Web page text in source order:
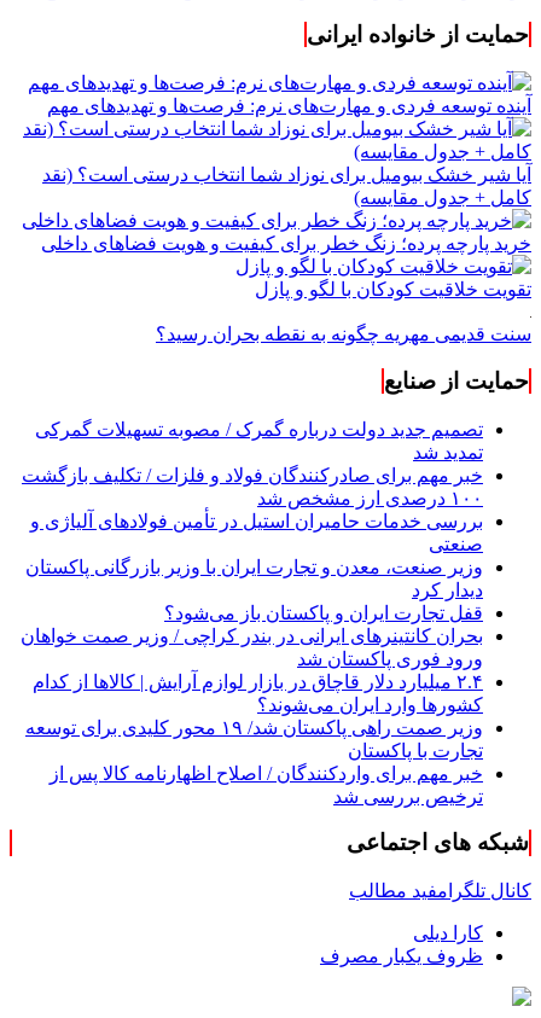
حمایت از خانواده ایرانی
آینده توسعه فردی و مهارت‌های نرم: فرصت‌ها و تهدیدهای مهم
آیا شیر خشک بیومیل برای نوزاد شما انتخاب درستی است؟ (نقد
کامل + جدول مقایسه)
خرید پارچه پرده؛ زنگ خطر برای کیفیت و هویت فضاهای داخلی
تقویت خلاقیت کودکان با لگو و پازل
سنت قدیمی مهریه چگونه به نقطه بحران رسید؟
حمایت از صنایع
تصمیم جدید دولت درباره گمرک / مصوبه تسهیلات گمرکی
تمدید شد
خبر مهم برای صادرکنندگان فولاد و فلزات / تکلیف بازگشت
۱۰۰ درصدی ارز مشخص شد
بررسی خدمات حامیران استیل در تأمین فولادهای آلیاژی و
صنعتی
وزیر صنعت، معدن و تجارت ایران با وزیر بازرگانی پاکستان
دیدار کرد
قفل تجارت ایران و پاکستان باز می‌شود؟
بحران کانتینر‌های ایرانی در بندر کراچی / وزیر صمت خواهان
ورود فوری پاکستان شد
۲.۴ میلیارد دلار قاچاق در بازار لوازم آرایش | کالاها از کدام
کشورها وارد ایران می‌شوند؟
وزیر صمت راهی پاکستان شد/ ۱۹ محور کلیدی برای توسعه
تجارت با پاکستان
خبر مهم برای واردکنندگان / اصلاح اظهارنامه کالا پس از
ترخیص بررسی شد
شبکه های اجتماعی
کانال تلگرامفید مطالب
کارا دیلی
ظروف یکبار مصرف